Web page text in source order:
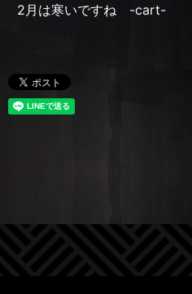
2月は寒いですね -cart-